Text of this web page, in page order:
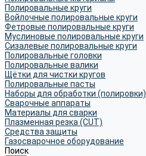
Полировальные круги
Войлочные полировальные круги
Фетровые полировальные круги
Муслиновые полировальные круги
Cизалевые полировальные круги
Полировальные головки
Полировальные валики
Щётки для чистки кругов
Полировальные пасты
Наборы для обработки (полировки)
Сварочные аппараты
Материалы для сварки
Плазменная резка (CUT)
Средства защиты
Газосварочное оборудование
Поиск